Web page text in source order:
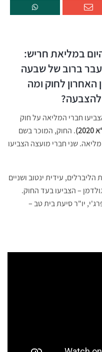
במליאת חריש:
ברוב של שבעה
האחרון לחוק ומה
חברי המליאה על חוק
א 2020)
. החוק, המוכר בשם
שני חברי מועצה הצביעו
עידית ינטוב ושניים
– הצביעו בעד החוק.
יו"ר סיעת בית טב –